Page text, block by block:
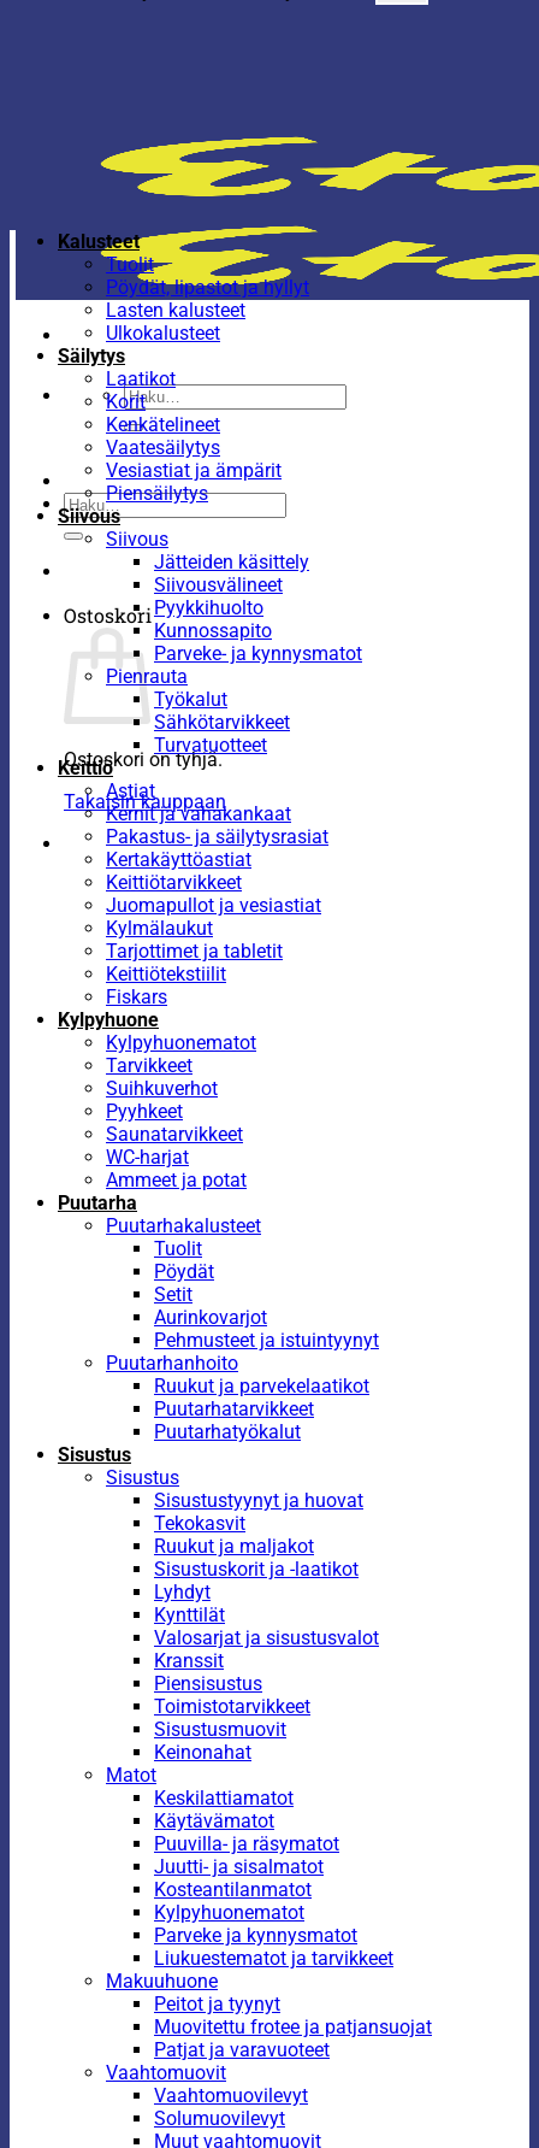
Etsi:
Etsi:
Ostoskori
Ostoskori on tyhjä.
Takaisin kauppaan
Kalusteet
Tuolit
Pöydät, lipastot ja hyllyt
Lasten kalusteet
Ulkokalusteet
Säilytys
Laatikot
Korit
Kenkätelineet
Vaatesäilytys
Vesiastiat ja ämpärit
Piensäilytys
Siivous
Siivous
Jätteiden käsittely
Siivousvälineet
Pyykkihuolto
Kunnossapito
Parveke- ja kynnysmatot
Pienrauta
Työkalut
Sähkötarvikkeet
Turvatuotteet
Keittiö
Astiat
Kernit ja vahakankaat
Pakastus- ja säilytysrasiat
Kertakäyttöastiat
Keittiötarvikkeet
Juomapullot ja vesiastiat
Kylmälaukut
Tarjottimet ja tabletit
Keittiötekstiilit
Fiskars
Kylpyhuone
Kylpyhuonematot
Tarvikkeet
Suihkuverhot
Pyyhkeet
Saunatarvikkeet
WC-harjat
Ammeet ja potat
Puutarha
Puutarhakalusteet
Tuolit
Pöydät
Setit
Aurinkovarjot
Pehmusteet ja istuintyynyt
Puutarhanhoito
Ruukut ja parvekelaatikot
Puutarhatarvikkeet
Puutarhatyökalut
Sisustus
Sisustus
Sisustustyynyt ja huovat
Tekokasvit
Ruukut ja maljakot
Sisustuskorit ja -laatikot
Lyhdyt
Kynttilät
Valosarjat ja sisustusvalot
Kranssit
Piensisustus
Toimistotarvikkeet
Sisustusmuovit
Keinonahat
Matot
Keskilattiamatot
Käytävämatot
Puuvilla- ja räsymatot
Juutti- ja sisalmatot
Kosteantilanmatot
Kylpyhuonematot
Parveke ja kynnysmatot
Liukuestematot ja tarvikkeet
Makuuhuone
Peitot ja tyynyt
Muovitettu frotee ja patjansuojat
Patjat ja varavuoteet
Vaahtomuovit
Vaahtomuovilevyt
Solumuovilevyt
Muut vaahtomuovit